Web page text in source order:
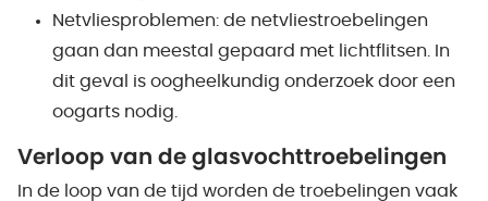
Netvliesproblemen: de netvliestroebelingen
gaan dan meestal gepaard met lichtflitsen. In
dit geval is oogheelkundig onderzoek door een
oogarts nodig.
Verloop van de glasvochttroebelingen
In de loop van de tijd worden de troebelingen vaak